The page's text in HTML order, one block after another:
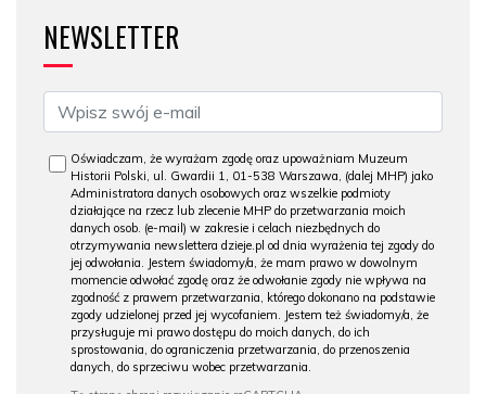
NEWSLETTER
Oświadczam, że wyrażam zgodę oraz upoważniam Muzeum
Historii Polski, ul. Gwardii 1, 01-538 Warszawa, (dalej MHP) jako
Administratora danych osobowych oraz wszelkie podmioty
działające na rzecz lub zlecenie MHP do przetwarzania moich
danych osob. (e-mail) w zakresie i celach niezbędnych do
otrzymywania newslettera dzieje.pl od dnia wyrażenia tej zgody do
jej odwołania. Jestem świadomy/a, że mam prawo w dowolnym
momencie odwołać zgodę oraz że odwołanie zgody nie wpływa na
zgodność z prawem przetwarzania, którego dokonano na podstawie
zgody udzielonej przed jej wycofaniem. Jestem też świadomy/a, że
przysługuje mi prawo dostępu do moich danych, do ich
sprostowania, do ograniczenia przetwarzania, do przenoszenia
danych, do sprzeciwu wobec przetwarzania.